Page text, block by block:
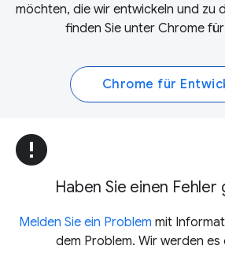
möchten, die wir entwickeln und zu
finden Sie unter Chrome
Chrome für
error
Haben Sie einen Fehler
Melden Sie ein Problem mit
dem Problem. Wir werden